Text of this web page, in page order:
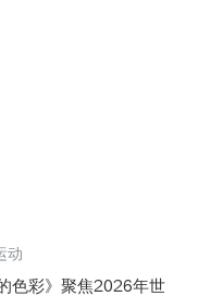
动
色彩》聚焦2026年世